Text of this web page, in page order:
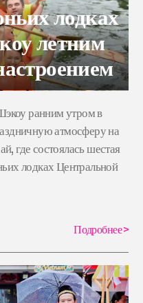
лодках
летним
ранним утром в
атмосферу на
где состоялась шестая
лодках Центральной
Подробнее>